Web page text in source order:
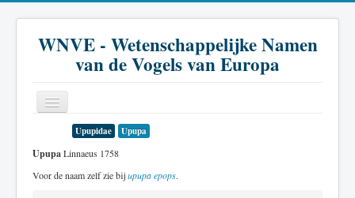
WNVE - Wetenschappelijke Namen
van de Vogels van Europa
Inleiding
Upupidae Upupa
UpupaLinnaeus 1758
Voor de naam zelf zie bijupupa epops.